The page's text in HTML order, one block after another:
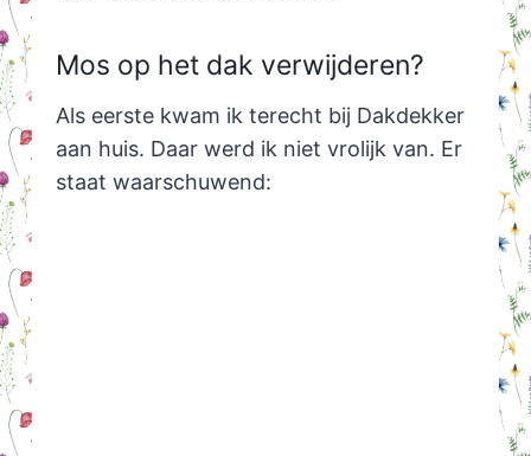
Mos op het dak verwijderen?
Als eerste kwam ik terecht bij Dakdekker
aan huis. Daar werd ik niet vrolijk van. Er
staat waarschuwend: